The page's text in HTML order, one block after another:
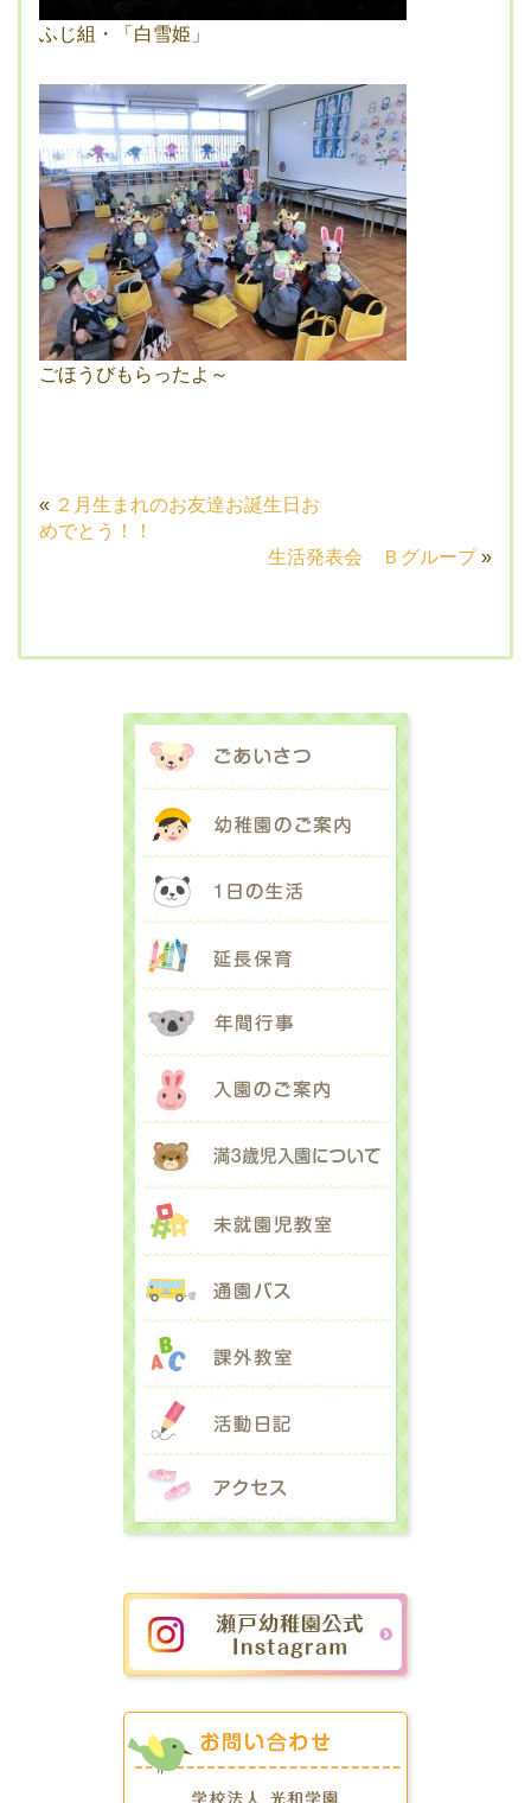
ふじ組・「白雪姫」
ごほうびもらったよ～
« ２月生まれのお友達お誕生日お
めでとう！！
生活発表会 Ｂグループ»
ごあいさつ
幼稚園のご案内
課外教室
活動日記
アクセス